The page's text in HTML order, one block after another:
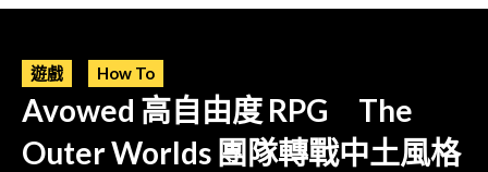
遊戲 How To
Avowed 高自由度 RPG The
Outer Worlds 團隊轉戰中土風格